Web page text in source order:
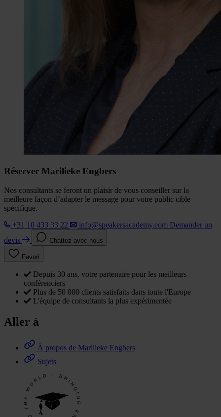
Réserver Marilieke Engbers
Nos consultants se feront un plaisir de vous conseiller sur la
meilleure façon d’adapter le message pour votre public cible
spécifique.
+31 10 433 33 22
info@speakersacademy.com Demander un
devis
Chattez avec nous
Favori
Depuis 30 ans, votre partenaire pour les meilleurs
conférenciers
Plus de 50 000 clients satisfaits dans toute l'Europe
L'équipe de consultants la plus expérimentée
Aller à
À propos de Marilieke Engbers
Sujets